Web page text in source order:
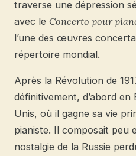
traverse une dépression
avec le Concerto pour
l’une des œuvres
répertoire mondial.
Après la Révolution de
définitivement, d’abord
Unis, où il gagne sa vie
pianiste. Il composait peu
nostalgie de la Russie